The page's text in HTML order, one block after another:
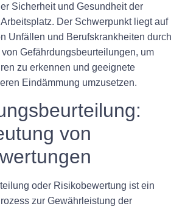
Sicherheit und Gesundheit der
Der Schwerpunkt liegt auf
Unfällen und Berufskrankheiten durch
Gefährdungsbeurteilungen, um
zu erkennen und geeignete
Eindämmung umzusetzen.
von
oder Risikobewertung ist ein
zur Gewährleistung der